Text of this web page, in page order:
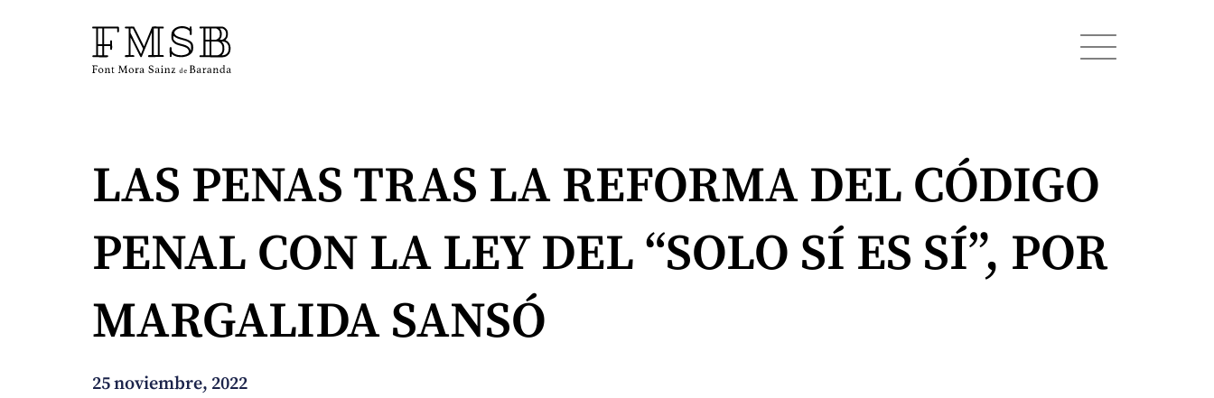
Font Mora Sainz de Baranda
Equipo
Servicios
Noticias
LAS PENAS TRAS LA REFORMA DEL CÓDIGO
PENAL CON LA LEY DEL “SOLO SÍ ES SÍ”, POR
MARGALIDA SANSÓ
25 noviembre, 2022